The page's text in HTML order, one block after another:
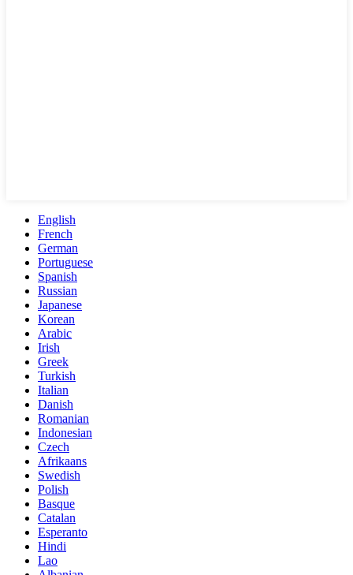
English
French
German
Portuguese
Spanish
Russian
Japanese
Korean
Arabic
Irish
Greek
Turkish
Italian
Danish
Romanian
Indonesian
Czech
Afrikaans
Swedish
Polish
Basque
Catalan
Esperanto
Hindi
Lao